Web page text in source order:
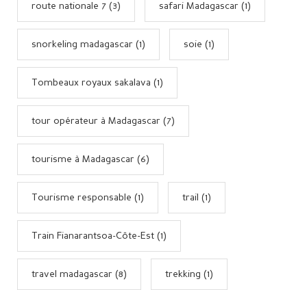
route nationale 7 (3) safari Madagascar (1)
snorkeling madagascar (1) soie (1)
Tombeaux royaux sakalava (1)
tour opérateur à Madagascar (7)
tourisme à Madagascar (6)
Tourisme responsable (1) trail (1)
Train Fianarantsoa-Côte-Est (1)
travel madagascar (8) trekking (1)